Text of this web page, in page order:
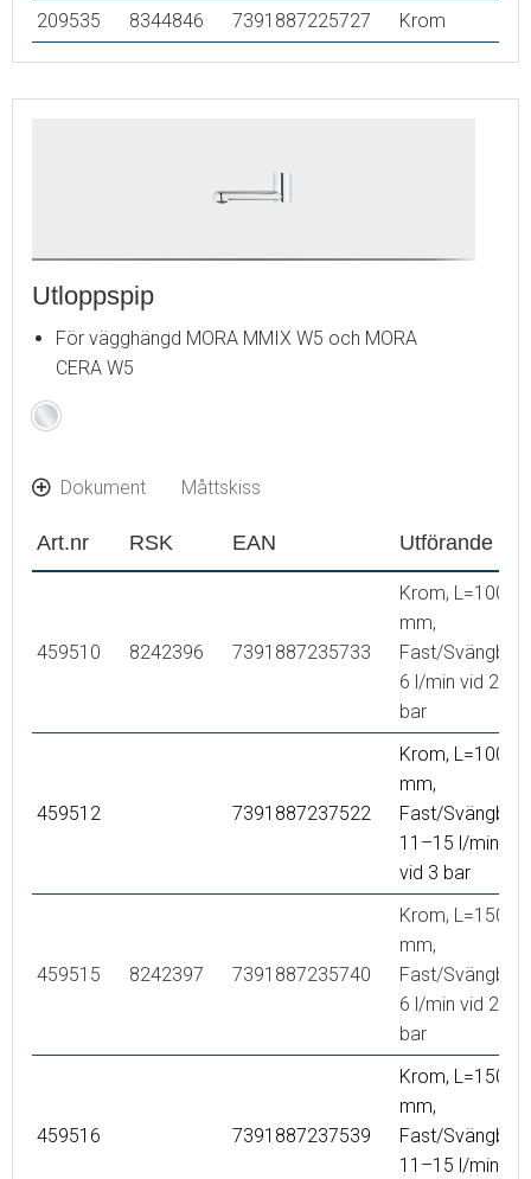
209535 8344846 7391887225727 Krom
Utloppspip
För vägghängd MORA MMIX W5 och MORA
CERA W5
Krom
Dokument Måttskiss
Art.nr RSK EAN Utförande
459510 8242396 7391887235733
Krom, L=100
mm,
Fast/Svängbar,
6 l/min vid 2–6
bar
459512 7391887237522
Krom, L=100
mm,
Fast/Svängbar,
11–15 l/min
vid 3 bar
459515 8242397 7391887235740
Krom, L=150
mm,
Fast/Svängbar,
6 l/min vid 2–6
bar
459516 7391887237539
Krom, L=150
mm,
Fast/Svängbar,
11–15 l/min